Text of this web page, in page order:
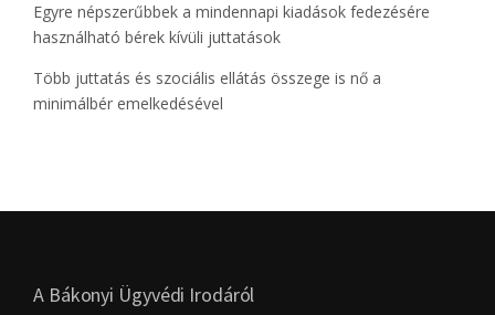
Egyre népszerűbbek a mindennapi kiadások fedezésére
használható bérek kívüli juttatások
Több juttatás és szociális ellátás összege is nő a
minimálbér emelkedésével
A Bákonyi Ügyvédi Irodáról